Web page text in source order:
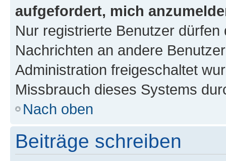
aufgefordert, mich
Nur registrierte Benutzer
Nachrichten an andere
Administration freigeschaltet
Missbrauch dieses Systems
Nach oben
Beiträge schreiben